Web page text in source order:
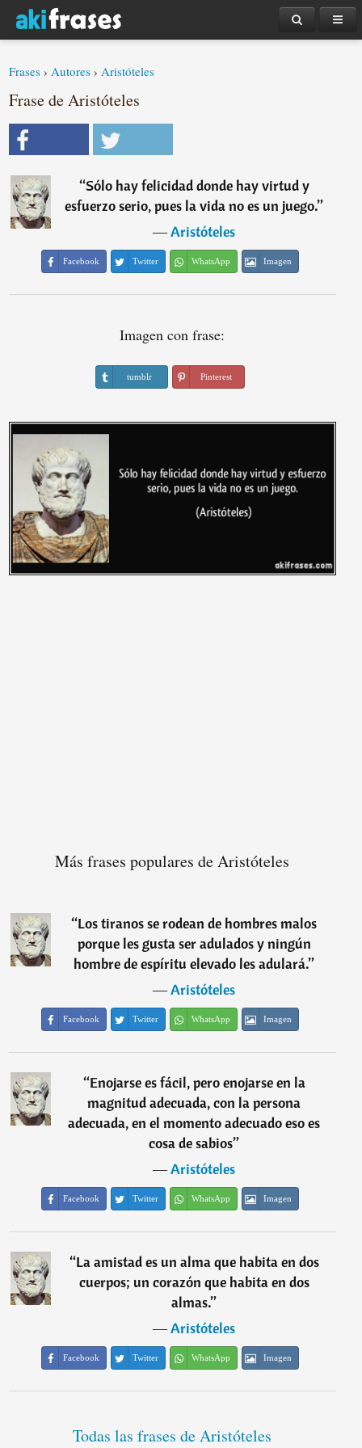
Frases ›Autores ›Aristóteles
Frase de Aristóteles
“Sólo hay felicidad donde hay virtud y
esfuerzo serio, pues la vida no es un juego.”
―Aristóteles
Facebook Twitter WhatsApp Imagen
Imagen con frase:
tumblr Pinterest
Más frases populares de Aristóteles
“Los tiranos se rodean de hombres malos
porque les gusta ser adulados y ningún
hombre de espíritu elevado les adulará.”
―Aristóteles
Facebook Twitter WhatsApp Imagen
“Enojarse es fácil, pero enojarse en la
magnitud adecuada, con la persona
adecuada, en el momento adecuado eso es
cosa de sabios”
―Aristóteles
Facebook Twitter WhatsApp Imagen
“La amistad es un alma que habita en dos
cuerpos; un corazón que habita en dos
almas.”
―Aristóteles
Facebook Twitter WhatsApp Imagen
Todas las frases de Aristóteles